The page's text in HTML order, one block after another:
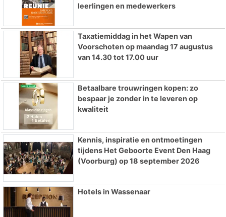
leerlingen en medewerkers
Taxatiemiddag in het Wapen van
Voorschoten op maandag 17 augustus
van 14.30 tot 17.00 uur
Betaalbare trouwringen kopen: zo
bespaar je zonder in te leveren op
kwaliteit
Kennis, inspiratie en ontmoetingen
tijdens Het Geboorte Event Den Haag
(Voorburg) op 18 september 2026
Hotels in Wassenaar